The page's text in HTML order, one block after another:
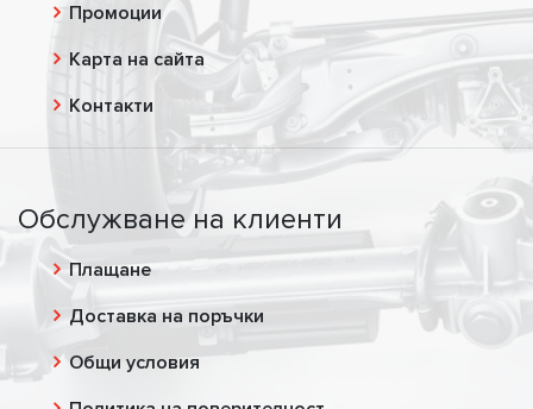
Промоции
Карта на сайта
Контакти
Обслужване на клиенти
Плащане
Доставка на поръчки
Общи условия